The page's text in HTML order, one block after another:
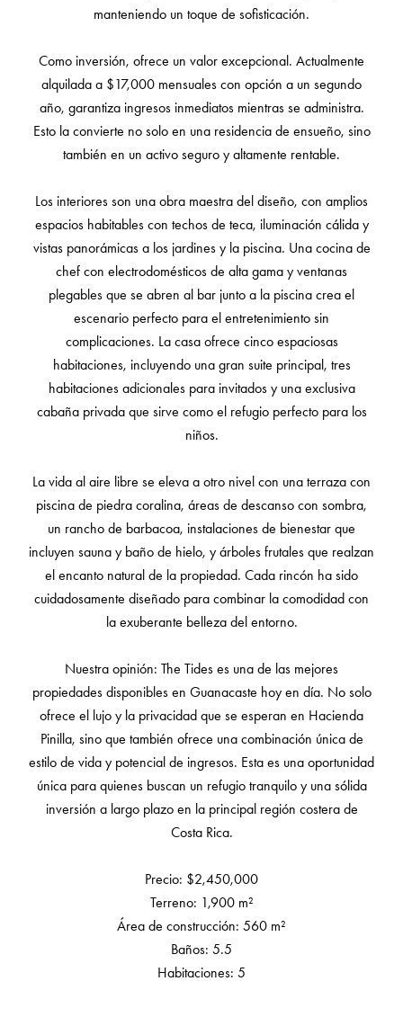
manteniendo un toque de sofisticación.
Como inversión, ofrece un valor excepcional. Actualmente
alquilada a $17,000 mensuales con opción a un segundo
año, garantiza ingresos inmediatos mientras se administra.
Esto la convierte no solo en una residencia de ensueño, sino
también en un activo seguro y altamente rentable.
Los interiores son una obra maestra del diseño, con amplios
espacios habitables con techos de teca, iluminación cálida y
vistas panorámicas a los jardines y la piscina. Una cocina de
chef con electrodomésticos de alta gama y ventanas
plegables que se abren al bar junto a la piscina crea el
escenario perfecto para el entretenimiento sin
complicaciones. La casa ofrece cinco espaciosas
habitaciones, incluyendo una gran suite principal, tres
habitaciones adicionales para invitados y una exclusiva
cabaña privada que sirve como el refugio perfecto para los
niños.
La vida al aire libre se eleva a otro nivel con una terraza con
piscina de piedra coralina, áreas de descanso con sombra,
un rancho de barbacoa, instalaciones de bienestar que
incluyen sauna y baño de hielo, y árboles frutales que realzan
el encanto natural de la propiedad. Cada rincón ha sido
cuidadosamente diseñado para combinar la comodidad con
la exuberante belleza del entorno.
Nuestra opinión: The Tides es una de las mejores
propiedades disponibles en Guanacaste hoy en día. No solo
ofrece el lujo y la privacidad que se esperan en Hacienda
Pinilla, sino que también ofrece una combinación única de
estilo de vida y potencial de ingresos. Esta es una oportunidad
única para quienes buscan un refugio tranquilo y una sólida
inversión a largo plazo en la principal región costera de
Costa Rica.
Precio: $2,450,000
Terreno: 1,900 m²
Área de construcción: 560 m²
Baños: 5.5
Habitaciones: 5